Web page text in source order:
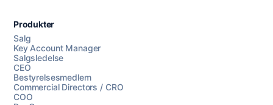
Produkter
Salg
Key Account Manager
Salgsledelse
CEO
Bestyrelsesmedlem
Commercial Directors / CRO
COO